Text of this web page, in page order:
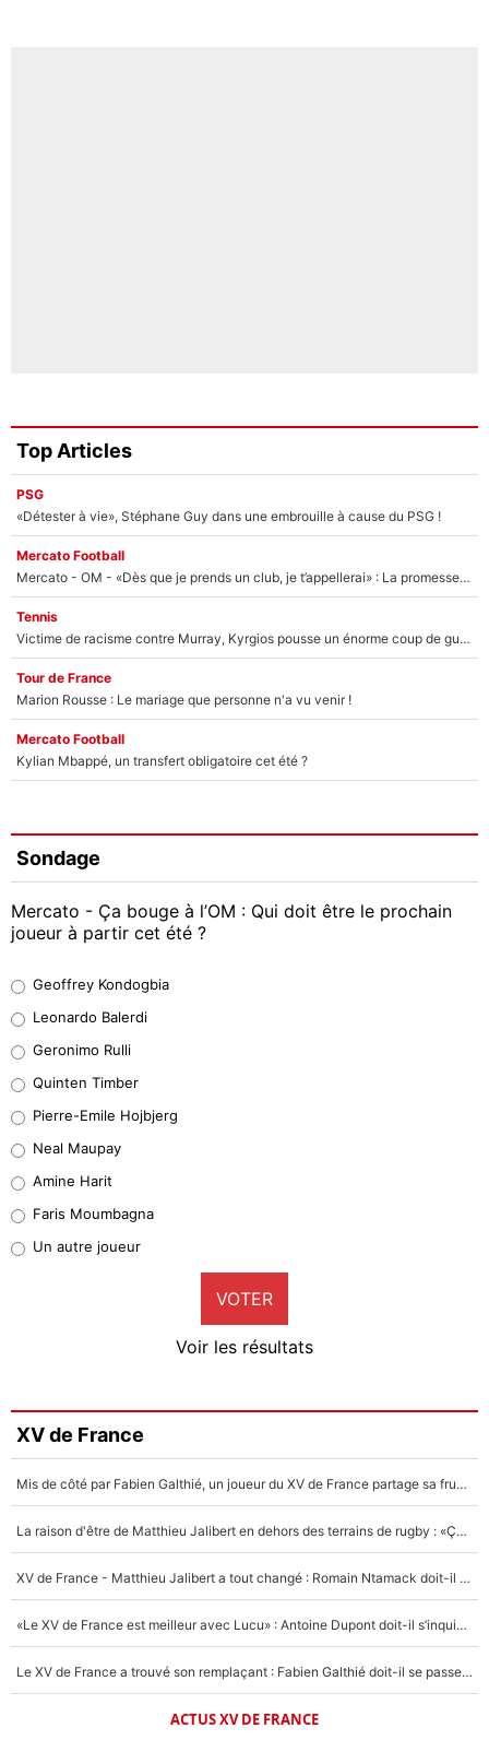
Top Articles
PSG
«Détester à vie», Stéphane Guy dans une embrouille à cause du PSG !
Mercato Football
Mercato - OM - «Dès que je prends un club, je t’appellerai» : La promesse de Marcelino au moment de claquer la porte
Tennis
Victime de racisme contre Murray, Kyrgios pousse un énorme coup de gueule !
Tour de France
Marion Rousse : Le mariage que personne n'a vu venir !
Mercato Football
Kylian Mbappé, un transfert obligatoire cet été ?
Sondage
Mercato - Ça bouge à l’OM : Qui doit être le prochain
joueur à partir cet été ?
38%
32%
5%
1%
9%
Faris Moumbagna
4%
Un autre joueur
5%
Geoffrey Kondogbia
Leonardo Balerdi
Geronimo Rulli
Quinten Timber
Pierre-Emile Hojbjerg
Neal Maupay
Amine Harit
Faris Moumbagna
Un autre joueur
VOTER
Voir les résultats
XV de France
Mis de côté par Fabien Galthié, un joueur du XV de France partage sa frustration : «ils ne me l’ont pas dit tout de suite»
La raison d'être de Matthieu Jalibert en dehors des terrains de rugby : «Ça m'atteint autant que si tu touches à un membre de ma famille»
XV de France - Matthieu Jalibert a tout changé : Romain Ntamack doit-il s’inquiéter pour sa place à un an de la Coupe du monde ?
«Le XV de France est meilleur avec Lucu» : Antoine Dupont doit-il s’inquiéter pour sa place ?
Le XV de France a trouvé son remplaçant : Fabien Galthié doit-il se passer d'Antoine Dupont ?
ACTUS XV DE FRANCE